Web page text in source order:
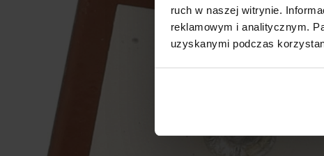
ruch w naszej witrynie.
reklamowym i analitycznym.
uzyskanymi podczas